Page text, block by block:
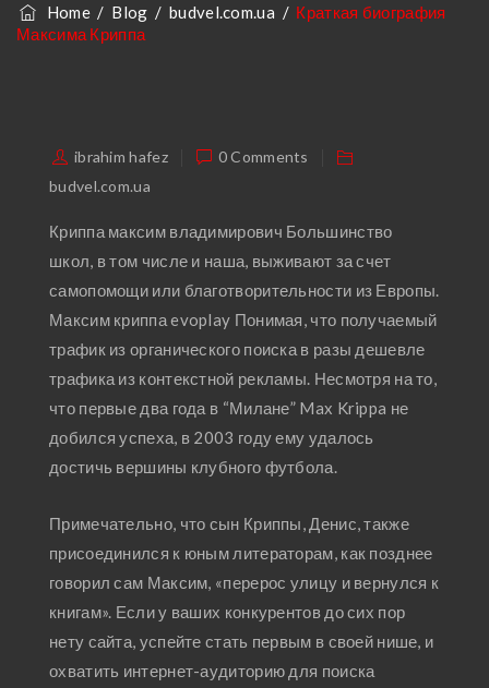
Home/ Blog /budvel.com.ua / Краткая биография
Максима Криппа
ibrahim hafez
0 Comments
budvel.com.ua
Криппа максим владимирович Большинство
школ, в том числе и наша, выживают за счет
самопомощи или благотворительности из Европы.
Максим криппа evoplay Понимая, что получаемый
трафик из органического поиска в разы дешевле
трафика из контекстной рекламы. Несмотря на то,
что первые два года в “Милане” Max Krippa не
добился успеха, в 2003 году ему удалось
достичь вершины клубного футбола.
Примечательно, что сын Криппы, Денис, также
присоединился к юным литераторам, как позднее
говорил сам Максим, «перерос улицу и вернулся к
книгам». Если у ваших конкурентов до сих пор
нету сайта, успейте стать первым в своей нише, и
охватить интернет-аудиторию для поиска